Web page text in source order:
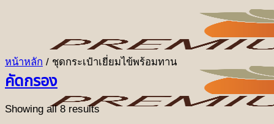
เนื้อหา
หน้าหลัก / ชุดกระเป๋าเยี่ยมไข้พร้อมทาน
คัดกรอง
Showing all 8 results